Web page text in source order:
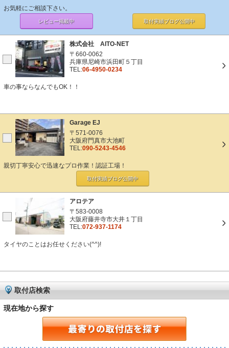
お気軽にご相談下さい。
レビュー掲載中 取付実績ブログ公開中
株式会社 AITO-NET
〒660-0062
兵庫県尼崎市浜田町５丁目
TEL:06-4950-0234
車の事ならなんでもOK！！
Garage EJ
〒571-0076
大阪府門真市大池町
TEL:090-5243-4546
親切丁寧安心で迅速なプロ作業！認証工場！
取付実績ブログ公開中
アロテア
〒583-0008
大阪府藤井寺市大井１丁目
TEL:072-937-1174
タイヤのことはお任せください(^^)!
取付店検索
現在地から探す